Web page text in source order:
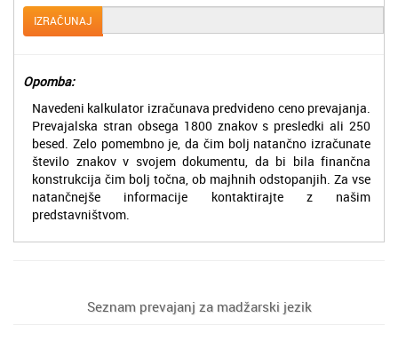
IZRAČUNAJ
Opomba:
Navedeni kalkulator izračunava predvideno ceno prevajanja.
Prevajalska stran obsega 1800 znakov s presledki ali 250
besed. Zelo pomembno je, da čim bolj natančno izračunate
število znakov v svojem dokumentu, da bi bila finančna
konstrukcija čim bolj točna, ob majhnih odstopanjih. Za vse
natančnejše informacije kontaktirajte z našim
predstavništvom.
Seznam prevajanj za madžarski jezik